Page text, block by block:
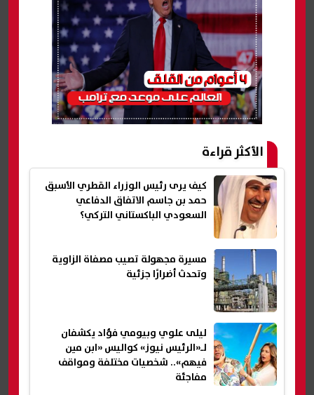
الأكثر قراءة
كيف يرى رئيس الوزراء القطري الأسبق
حمد بن جاسم الاتفاق الدفاعي
السعودي الباكستاني التركي؟
مسيرة مجهولة تصيب مصفاة الزاوية
وتحدث أضرارًا جزئية
ليلى علوي وبيومي فؤاد يكشفان
لـ«الرئيس نيوز» كواليس «ابن مين
فيهم».. شخصيات مختلفة ومواقف
مفاجئة